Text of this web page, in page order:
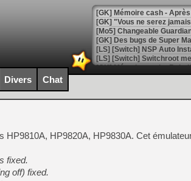
[GK] Mémoire cash -
[GK] "Vous ne serez
[Mo5] Changeable
[GK] Des bugs de Super
[LS] [Switch] NSP Auto
[GK] La saga horrifique
[GK] Le portage de Super
[Mo5] Le jeu de course
[GK] Guillermo del Toro
Divers Chat
HP9810A, HP9820A, HP9830A. Cet
fixed.
off) fixed.